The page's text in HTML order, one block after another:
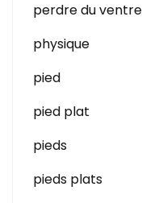
perdre du ventre
physique
pied
pied plat
pieds
pieds plats